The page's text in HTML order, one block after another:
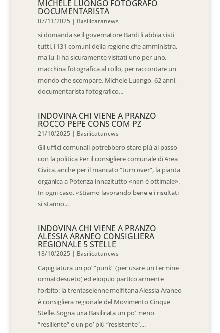
MICHELE LUONGO FOTOGRAFO
DOCUMENTARISTA
07/11/2025 | Basilicatanews
si domanda se il governatore Bardi li abbia visti
tutti, i 131 comuni della regione che amministra,
ma lui li ha sicuramente visitati uno per uno,
macchina fotografica al collo, per raccontare un
mondo che scompare. Michele Luongo, 62 anni,
documentarista fotografico...
INDOVINA CHI VIENE A PRANZO
ROCCO PEPE CONS COM PZ
21/10/2025 | Basilicatanews
Gli uffici comunali potrebbero stare più al passo
con la politica Per il consigliere comunale di Area
Civica, anche per il mancato “turn over”, la pianta
organica a Potenza innazitutto «non è ottimale».
In ogni caso, «Stiamo lavorando bene e i risultati
si stanno...
INDOVINA CHI VIENE A PRANZO
ALESSIA ARANEO CONSIGLIERA
REGIONALE 5 STELLE
18/10/2025 | Basilicatanews
Capigliatura un po’ “punk” (per usare un termine
ormai desueto) ed eloquio particolarmente
forbito: la trentaseienne melfitana Alessia Araneo
è consigliera regionale del Movimento Cinque
Stelle. Sogna una Basilicata un po’ meno
“resiliente” e un po’ più “resistente”....